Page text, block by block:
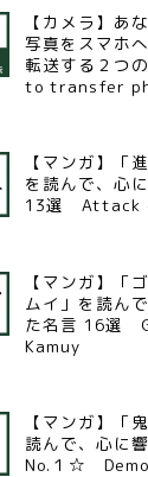
ルファ
【カメラ】あ
写真をスマホ
転送する２つ
to transfer
【マンガ】「
を読んで、心
13選 Attack
【マンガ】「
ムイ」を読ん
た名言 16選
Kamuy
【マンガ】「
読んで、心に
No.１☆